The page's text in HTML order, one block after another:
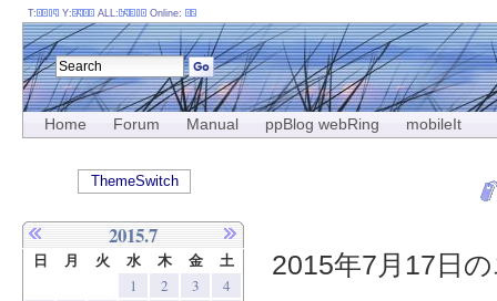
Home Forum Manual ppBlog webRing mobileIt
2015年7月17日
T: Y: ALL: Online:
ThemeSwitch
2015.7
日 月 火 水 木 金 土
1 2 3
4